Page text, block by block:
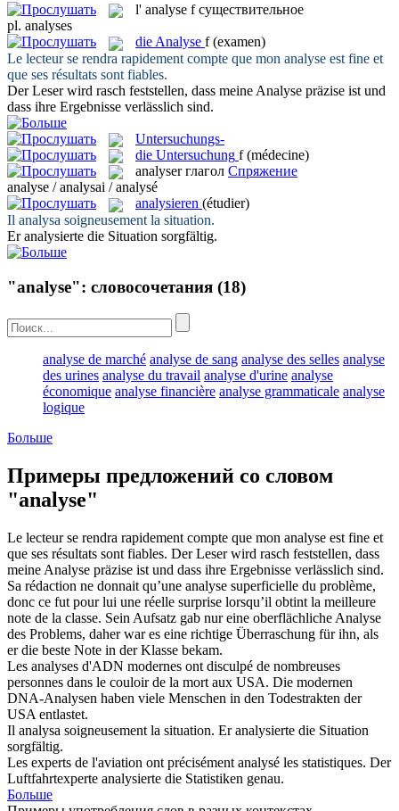
l' analyse f существительное
pl. analyses
die Analyse f (examen)
Le lecteur se rendra rapidement compte que mon analyse est fine et
que ses résultats sont fiables.
Der Leser wird rasch feststellen, dass meine Analyse präzise ist und
dass ihre Ergebnisse verlässlich sind.
Untersuchungs-
die Untersuchung f (médecine)
analyser глагол Спряжение
analyse / analysai / analysé
analysieren (étudier)
Il analysa soigneusement la situation.
Eranalysierte die Situation sorgfältig.
"analyse": словосочетания (18)
analyse de marché analyse de sang analyse des selles analyse
des urines analyse du travail analyse d'urine analyse
économique analyse financière analyse grammaticale analyse
logique
Больше
Примеры предложений со словом
"analyse"
Le lecteur se rendra rapidement compte que mon analyse est fine et
que ses résultats sont fiables. Der Leser wird rasch feststellen, dass
meine Analyse präzise ist und dass ihre Ergebnisse verlässlich sind.
Sa rédaction ne donnait qu’une analyse superficielle du problème,
donc ce fut pour lui une réelle surprise lorsqu’il obtint la meilleure
note de la classe. Sein Aufsatz gab nur eine oberflächliche Analyse
des Problems, daher war es eine richtige Überraschung für ihn, als
er die beste Note in der Klasse bekam.
Les analyses d'ADN modernes ont disculpé de nombreuses
personnes dans le couloir de la mort aux USA. Die modernen
DNA-Analysen haben viele Menschen in den Todestrakten der
USA entlastet.
Il analysa soigneusement la situation. Eranalysierte die Situation
sorgfältig.
Les experts de l'aviation ont précisément analysé les statistiques. Der
Luftfahrtexperte analysierte die Statistiken genau.
Больше